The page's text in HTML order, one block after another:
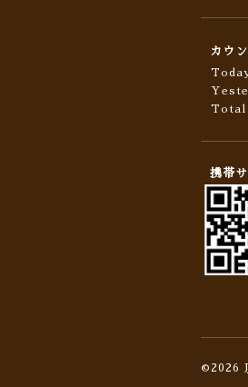
カウ
Total
携帯
©2026